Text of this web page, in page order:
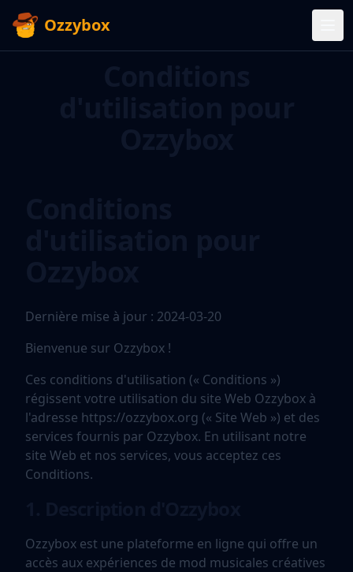
Ozzybox
Dernière mise à jour : 2024-03-20
Bienvenue sur Ozzybox !
Ces conditions d'utilisation (« Conditions »)
régissent votre utilisation du site Web Ozzybox à
l'adresse https://ozzybox.org (« Site Web ») et des
services fournis par Ozzybox. En utilisant notre
site Web et nos services, vous acceptez ces
Conditions.
Ozzybox est une plateforme en ligne qui offre un
accès aux expériences de mod musicales créatives